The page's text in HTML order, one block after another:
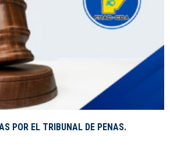
POR EL TRIBUNAL DE PENAS.